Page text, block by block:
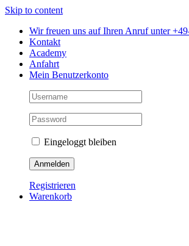
Skip to content
Wir freuen uns auf Ihren Anruf unter
Kontakt
Academy
Anfahrt
Mein Benutzerkonto
Eingeloggt bleiben
Registrieren
Warenkorb